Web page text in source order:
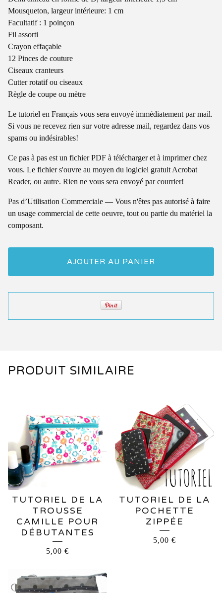
Mousqueton, largeur intérieure: 1 cm
Facultatif : 1 poinçon
Fil assorti
Crayon effaçable
12 Pinces de couture
Ciseaux cranteurs
Cutter rotatif ou ciseaux
Règle de coupe ou mètre
Le tutoriel en Français vous sera envoyé immédiatement par mail.
Si vous ne recevez rien sur votre adresse mail, regardez dans vos
spams ou indésirables!
Ce pas à pas est un fichier PDF à télécharger et à imprimer chez
vous. Le fichier s'ouvre au moyen du logiciel gratuit Acrobat
Reader, ou autre. Rien ne vous sera envoyé par courrier!
Pas d’Utilisation Commerciale — Vous n'êtes pas autorisé à faire
un usage commercial de cette oeuvre, tout ou partie du matériel la
composant.
AJOUTER AU PANIER
PRODUIT SIMILAIRE
TUTORIEL DE LA
TROUSSE
CAMILLE POUR
DÉBUTANTES
5,00 €
TUTORIEL DE LA
POCHETTE
ZIPPÉE
5,00 €